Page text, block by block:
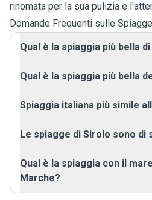
rinomata per la sua pulizia e
Domande Frequenti sulle
Qual è la spiaggia più bella
Qual è la spiaggia più bella
Spiaggia italiana più simile
Le spiagge di Sirolo sono di
Qual è la spiaggia con il
Marche?